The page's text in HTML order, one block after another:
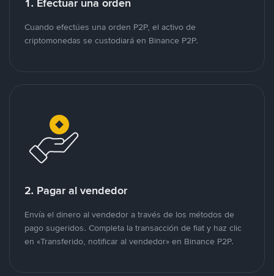
1. Efectuar una orden
Cuando efectúes una orden P2P, el activo de
criptomonedas se custodiará en Binance P2P.
2. Pagar al vendedor
Envía el dinero al vendedor a través de los métodos de
pago sugeridos. Completa la transacción de fiat y haz clic
en «Transferido, notificar al vendedor» en Binance P2P.